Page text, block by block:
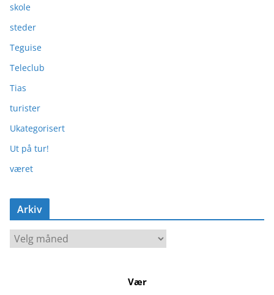
skole
steder
Teguise
Teleclub
Tias
turister
Ukategorisert
Ut på tur!
været
Arkiv
A
Vær